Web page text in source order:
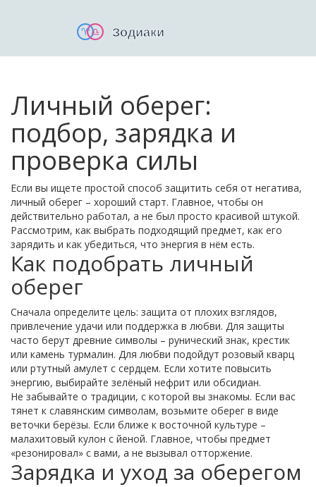
Личный оберег:
подбор, зарядка и
проверка силы
Если вы ищете простой способ защитить себя от негатива,
личный оберег – хороший старт. Главное, чтобы он
действительно работал, а не был просто красивой штукой.
Рассмотрим, как выбрать подходящий предмет, как его
зарядить и как убедиться, что энергия в нём есть.
Как подобрать личный
оберег
Сначала определите цель: защита от плохих взглядов,
привлечение удачи или поддержка в любви. Для защиты
часто берут древние символы – рунический знак, крестик
или камень турмалин. Для любви подойдут розовый кварц
или ртутный амулет с сердцем. Если хотите повысить
энергию, выбирайте зелёный нефрит или обсидиан.
Не забывайте о традиции, с которой вы знакомы. Если вас
тянет к славянским символам, возьмите оберег в виде
веточки берёзы. Если ближе к восточной культуре –
малахитовый кулон с йеной. Главное, чтобы предмет
«резонировал» с вами, а не вызывал отторжение.
Зарядка и уход за оберегом